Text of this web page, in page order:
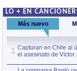
LO + EN
Más nuevo
1 Capturan en Chile al
el asesinato de Víctor